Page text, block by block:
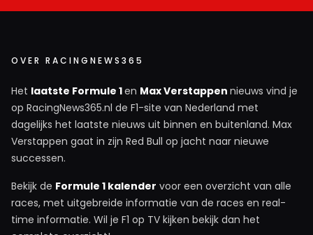
OVER RACINGNEWS365
Het laatste Formule 1en Max Verstappen nieuws vind je
op RacingNews365.nl de F1-site van Nederland met
dagelijks het laatste nieuws uit binnen en buitenland. Max
Verstappen gaat in zijn Red Bull op jacht naar nieuwe
successen.
Bekijk de Formule 1 kalender voor een overzicht van alle
races, met uitgebreide informatie van de races en real-
time informatie. Wil je F1 op TV kijken bekijk dan het